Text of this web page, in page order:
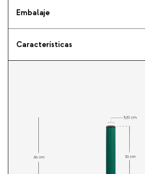
Embalaje
Características